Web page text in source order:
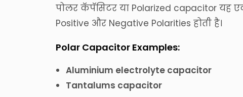
पोलर कॅपॅसिटर या Polarized capacitor यह
Positive और Negative Polarities होती है।
Polar Capacitor Examples:
Aluminium electrolyte capacitor
Tantalums capacitor